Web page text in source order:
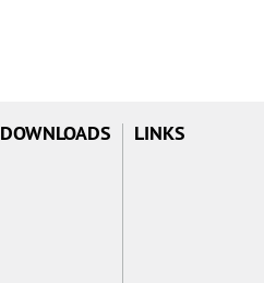
DOWNLOADS LINKS